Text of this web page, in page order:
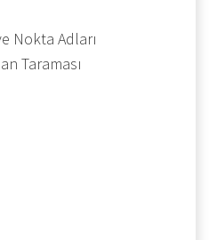
Nokta Adları
Taraması